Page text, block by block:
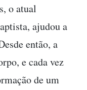
o atual
ajudou a
então, a
e cada vez
de um